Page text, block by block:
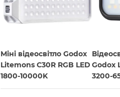
Міні відеосвітло Godox
Litemons C30R RGB LED
1800-10000K
Godox
3200-